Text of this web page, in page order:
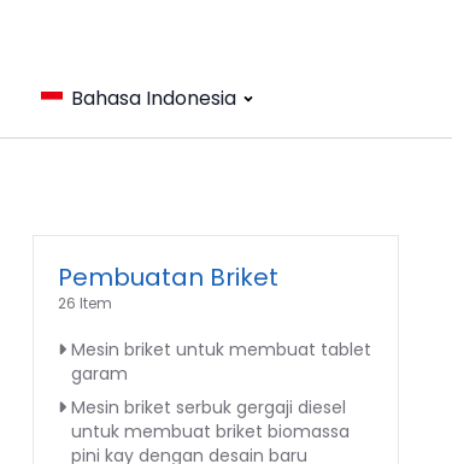
Bahasa Indonesia
Pembuatan Briket
26 Item
Mesin briket untuk membuat tablet
garam
Mesin briket serbuk gergaji diesel
untuk membuat briket biomassa
pini kay dengan desain baru